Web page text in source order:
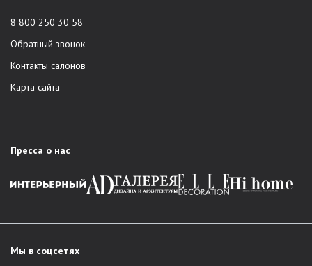
8 800 250 30 58
Обратный звонок
Контакты салонов
Карта сайта
Пресса о нас
Мы в соцсетях